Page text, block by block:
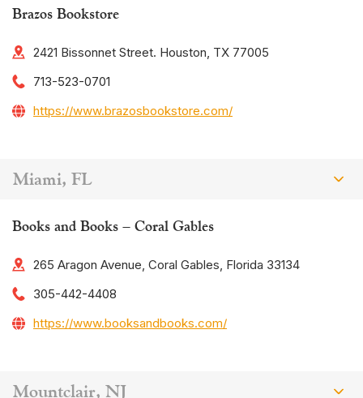
Brazos Bookstore
2421 Bissonnet Street. Houston, TX 77005
713-523-0701
https://www.brazosbookstore.com/
Miami, FL
Books and Books – Coral Gables
265 Aragon Avenue, Coral Gables, Florida 33134
305-442-4408
https://www.booksandbooks.com/
Mountclair, NJ